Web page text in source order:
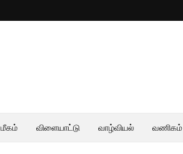
விளையாட்டு வாழ்வியல் வணிகம்